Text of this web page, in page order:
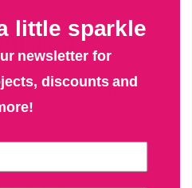
über Chloes Creative
sagen!
little sparkle
newsletter for
discounts and